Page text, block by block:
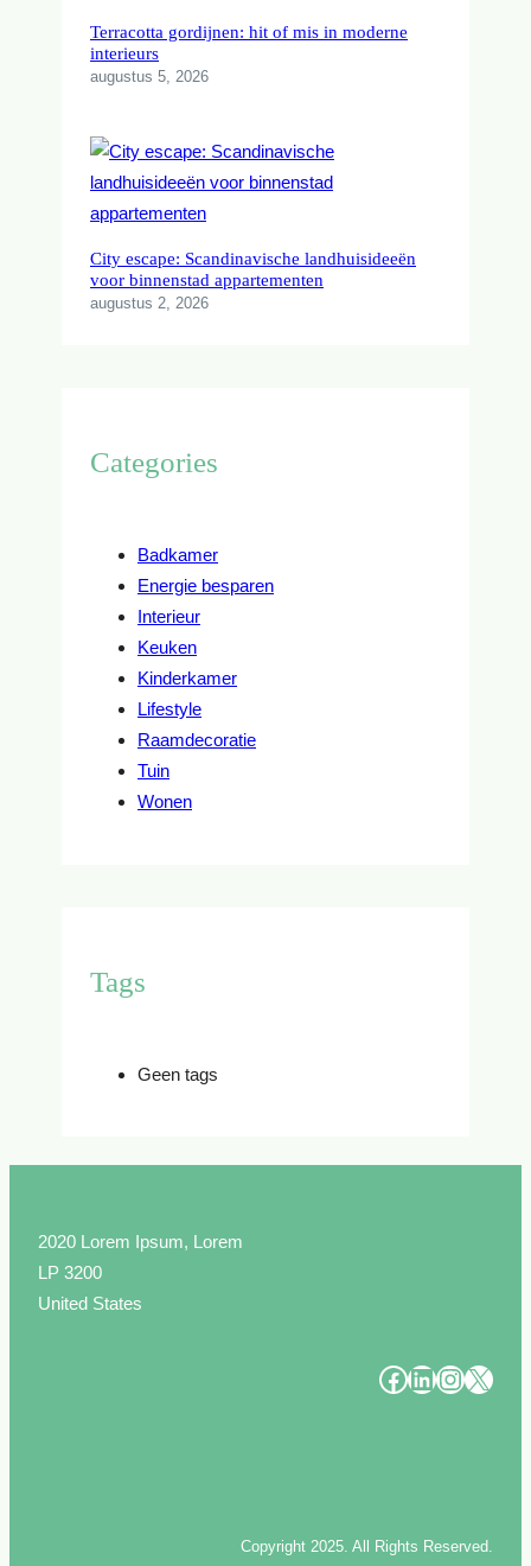
Terracotta gordijnen: hit of mis in moderne
interieurs
augustus 5, 2026
City escape: Scandinavische landhuisideeën
voor binnenstad appartementen
augustus 2, 2026
Categories
Badkamer
Energie besparen
Interieur
Keuken
Kinderkamer
Lifestyle
Raamdecoratie
Tuin
Wonen
Tags
Geen tags
2020 Lorem Ipsum, Lorem
LP 3200
United States
# # # #
Copyright 2025. All Rights Reserved.